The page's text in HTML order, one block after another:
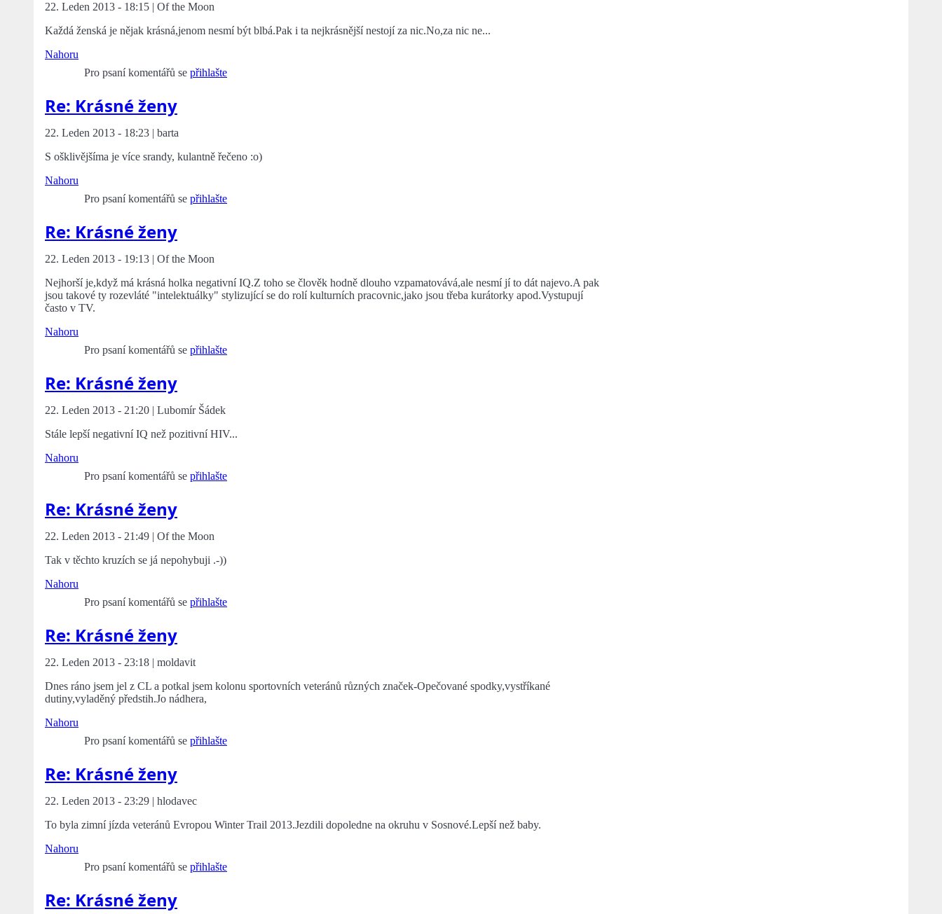
22. Leden 2013 - 18:15 | Of the Moon
Každá ženská je nějak krásná,jenom nesmí být blbá.Pak i ta nejkrásnější nestojí za nic.No,za nic ne...
Nahoru
Pro psaní komentářů se přihlašte
Re: Krásné ženy
22. Leden 2013 - 18:23 | barta
S ošklivějšíma je více srandy, kulantně řečeno :o)
Nahoru
Pro psaní komentářů se přihlašte
Re: Krásné ženy
22. Leden 2013 - 19:13 | Of the Moon
Nejhorší je,když má krásná holka negativní IQ.Z toho se člověk hodně dlouho vzpamatovává,ale nesmí jí to dát najevo.A pak
jsou takové ty rozevláté "intelektuálky" stylizující se do rolí kulturních pracovnic,jako jsou třeba kurátorky apod.Vystupují
často v TV.
Nahoru
Pro psaní komentářů se přihlašte
Re: Krásné ženy
22. Leden 2013 - 21:20 | Lubomír Šádek
Stále lepší negativní IQ než pozitivní HIV...
Nahoru
Pro psaní komentářů se přihlašte
Re: Krásné ženy
22. Leden 2013 - 21:49 | Of the Moon
Tak v těchto kruzích se já nepohybuji .-))
Nahoru
Pro psaní komentářů se přihlašte
Re: Krásné ženy
22. Leden 2013 - 23:18 | moldavit
Dnes ráno jsem jel z CL a potkal jsem kolonu sportovních veteránů různých značek-Opečované spodky,vystříkané
dutiny,vyladěný předstih.Jo nádhera,
Nahoru
Pro psaní komentářů se přihlašte
Re: Krásné ženy
22. Leden 2013 - 23:29 | hlodavec
To byla zimní jízda veteránů Evropou Winter Trail 2013.Jezdili dopoledne na okruhu v Sosnové.Lepší než baby.
Nahoru
Pro psaní komentářů se přihlašte
Re: Krásné ženy